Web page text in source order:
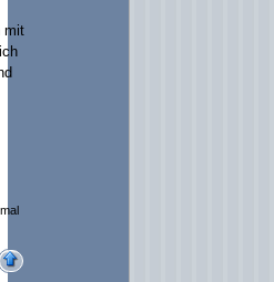
mit